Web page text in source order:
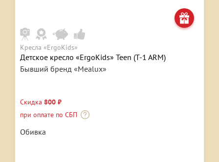
Кресла «ErgoKids»
Детское кресло «ErgoKids» Teen (T-1 ARM)
Бывший бренд «Mealux»
Скидка 800 ₽
при оплате по СБП
Обивка